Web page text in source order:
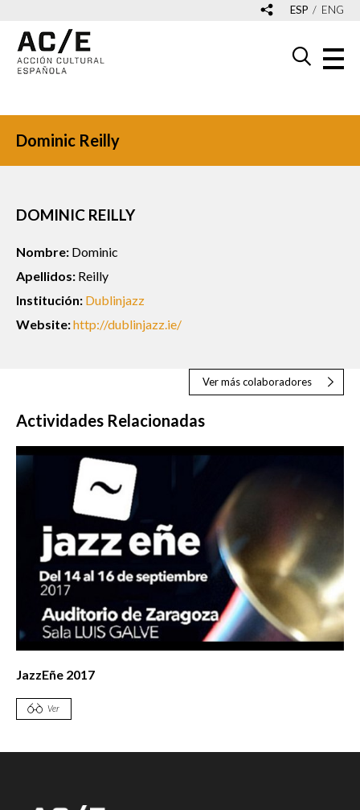
ESP ENG
Dominic Reilly
DOMINIC REILLY
Nombre: Dominic
Apellidos: Reilly
Institución: Dublinjazz
Website:http://dublinjazz.ie/
Ver más colaboradores
Actividades Relacionadas
JazzEñe 2017
Ver